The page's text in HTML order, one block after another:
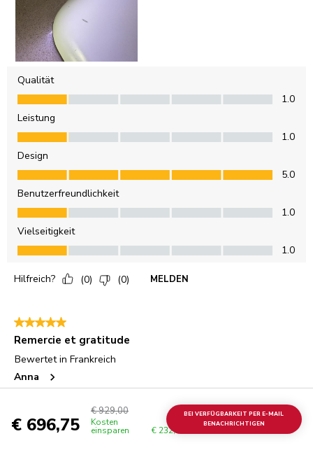
€ 696,75
€ 929,00
Kosten
einsparen € 232,25
BEI VERFÜGBARKEIT PER E-MAIL
BENACHRICHTIGEN